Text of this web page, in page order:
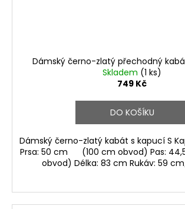
Dámský černo-zlatý přechodný
Skladem (1 ks)
749 Kč
DO KOŠÍKU
Dámský černo-zlatý kabát s kapucí S
Prsa: 50 cm (100 cm obvod) Pas:
obvod) Délka: 83 cm Rukáv: 59